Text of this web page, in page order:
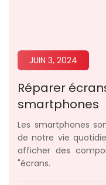
Réparer
smartphones
Les smartphones
de notre vie
afficher des
"écrans.
JUIN 3, 2024